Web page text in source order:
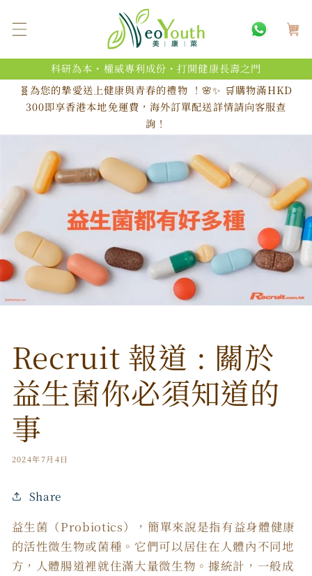
容
物
科研為本・權威專利成份・打開健康長壽之門
🧬為您的摯愛送上健康與青春的禮物 ！🌸✨ 🛒購物滿HKD
300即享香港本地免運費，海外訂單配送詳情請向客服查
詢！
Recruit 報道 : 關於
益生菌你必須知道的
事
2024年7月4日
Share
益生菌（Probiotics），簡單來說是指有益身體健康
的活性微生物或菌種。它們可以居住在人體內不同地
方，人體腸道裡就住滿大量微生物。據統計，一般成